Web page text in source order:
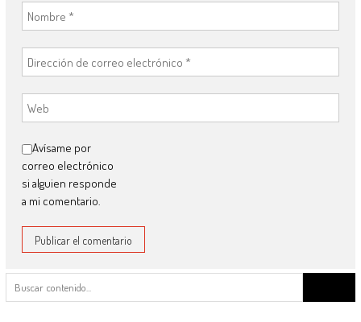
Avísame por
correo electrónico
si alguien responde
a mi comentario.